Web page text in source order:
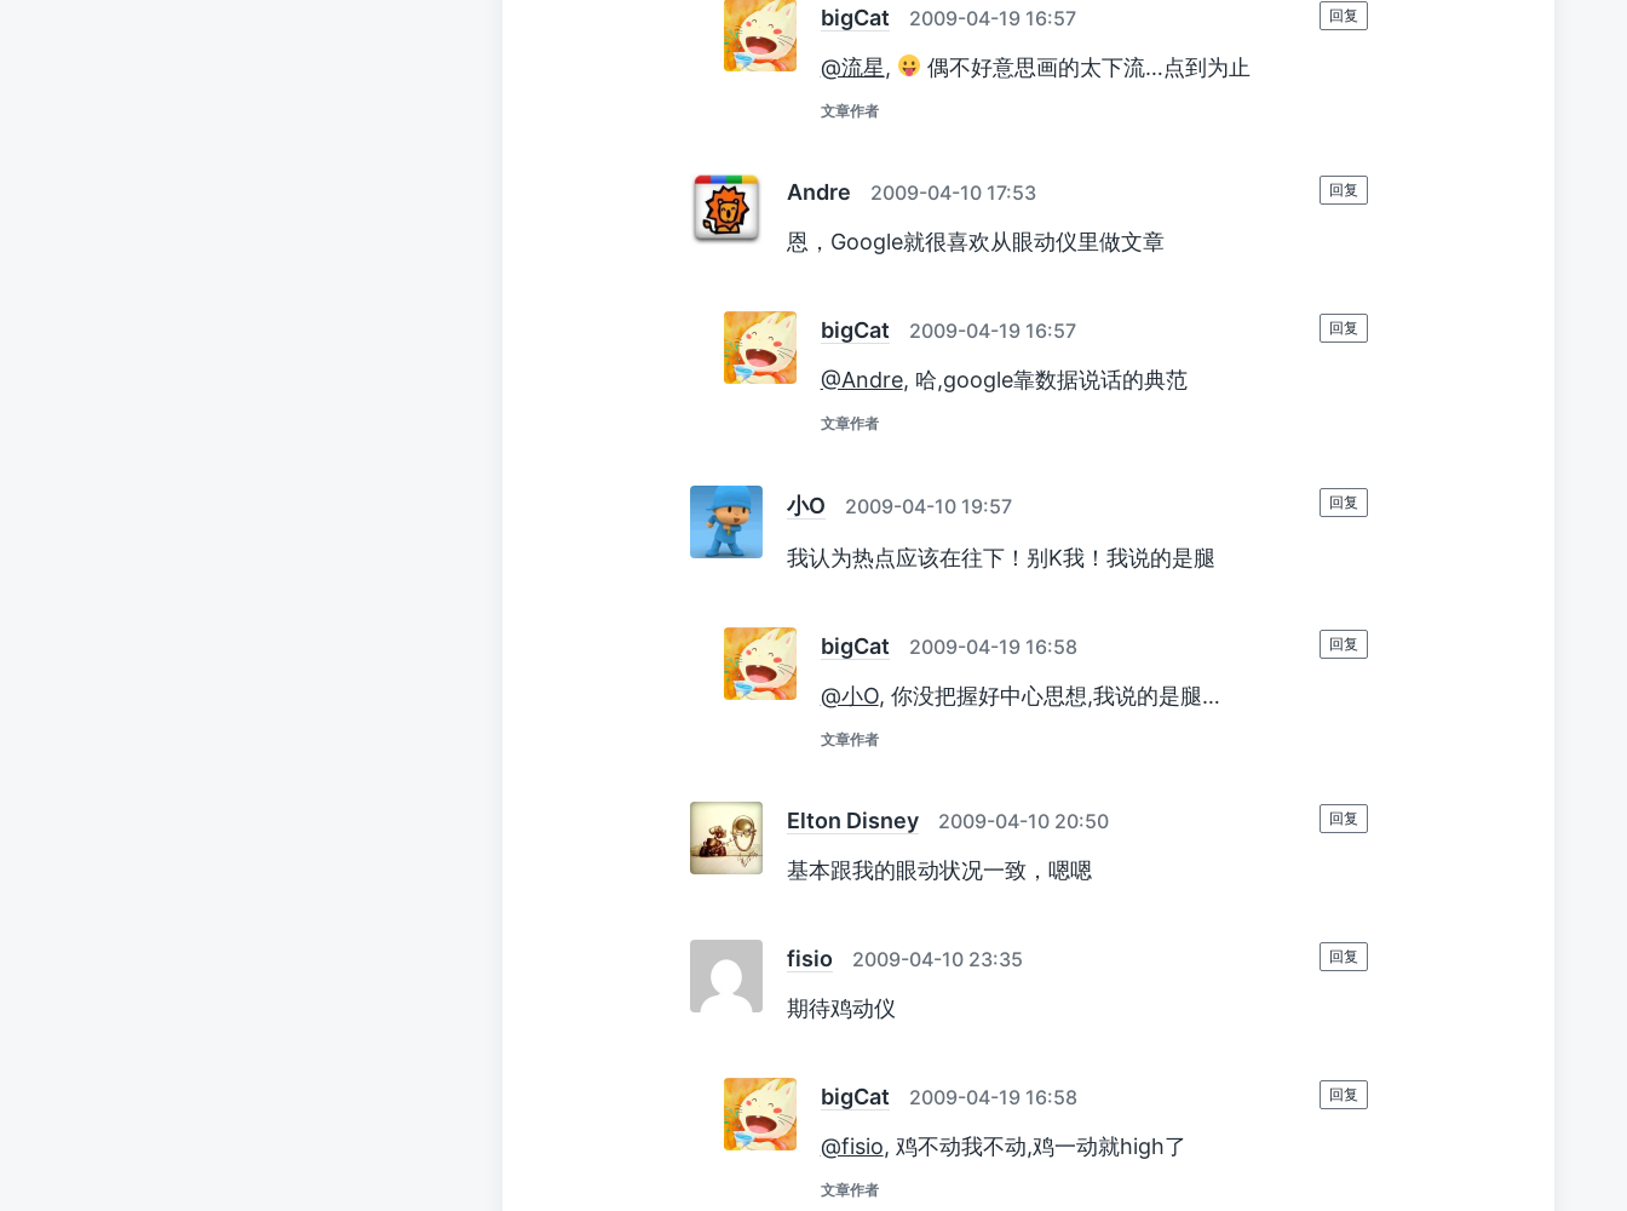
bigCat 2009-04-19 16:57
@流星, 偶不好意思画的太下流…点到为止
文章作者
回复
Andre 2009-04-10 17:53
恩，Google就很喜欢从眼动仪里做文章
回复
bigCat 2009-04-19 16:57
@Andre, 哈,google靠数据说话的典范
文章作者
回复
小O 2009-04-10 19:57
我认为热点应该在往下！别K我！我说的是腿
回复
bigCat 2009-04-19 16:58
@小O, 你没把握好中心思想,我说的是腿…
文章作者
回复
Elton Disney 2009-04-10 20:50
基本跟我的眼动状况一致，嗯嗯
回复
fisio 2009-04-10 23:35
期待鸡动仪
回复
bigCat 2009-04-19 16:58
@fisio, 鸡不动我不动,鸡一动就high了
文章作者
回复